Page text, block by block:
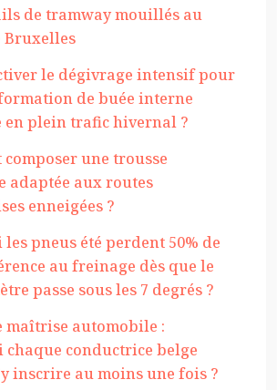
de tramway mouillés au
Bruxelles
le dégivrage intensif pour
de buée interne
en plein trafic hivernal ?
composer une trousse
adaptée aux routes
enneigées ?
pneus été perdent 50% de
au freinage dès que le
passe sous les 7 degrés ?
maîtrise automobile :
conductrice belge
inscrire au moins une fois ?